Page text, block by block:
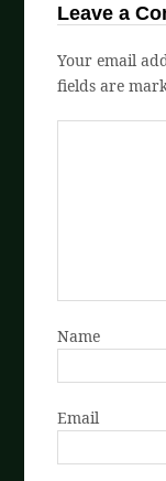
Leave a
Your email
fields are
Name
Email